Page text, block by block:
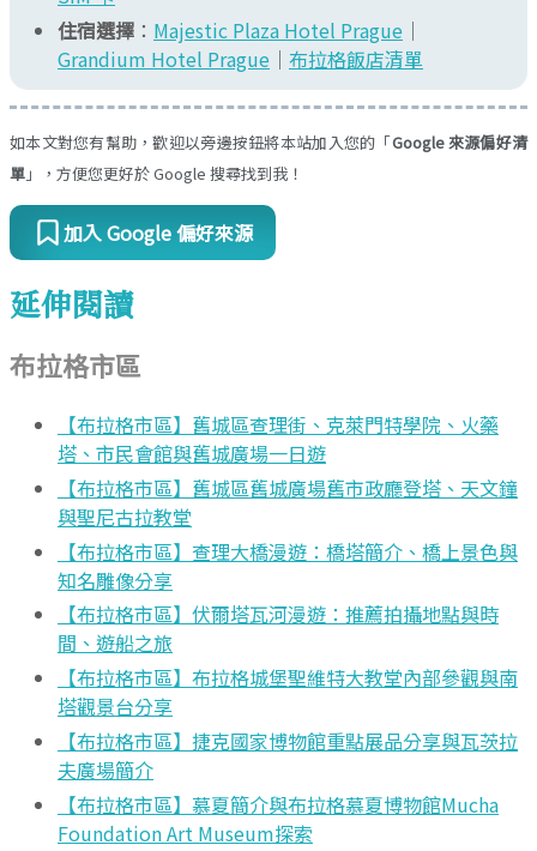
住宿選擇 ： Majestic Plaza Hotel Prague ｜
Grandium Hotel Prague ｜ 布拉格飯店清單
如本文對您有幫助，歡迎以旁邊按鈕將本站加入您的「Google 來源偏好清
單 」，方便您更好於 Google 搜尋找到我！
加入 Google 偏好來源
延伸閱讀
布拉格市區
【布拉格市區】舊城區查理街、克萊門特學院、火藥
塔、市民會館與舊城廣場一日遊
【布拉格市區】舊城區舊城廣場舊市政廳登塔、天文鐘
與聖尼古拉教堂
【布拉格市區】查理大橋漫遊：橋塔簡介、橋上景色與
知名雕像分享
【布拉格市區】伏爾塔瓦河漫遊：推薦拍攝地點與時
間、遊船之旅
【布拉格市區】布拉格城堡聖維特大教堂內部參觀與南
塔觀景台分享
【布拉格市區】捷克國家博物館重點展品分享與瓦茨拉
夫廣場簡介
【布拉格市區】慕夏簡介與布拉格慕夏博物館Mucha
Foundation Art Museum探索